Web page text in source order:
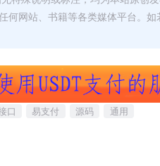
何网站、书籍等各类媒体平台。
口 易支付 源码 通用